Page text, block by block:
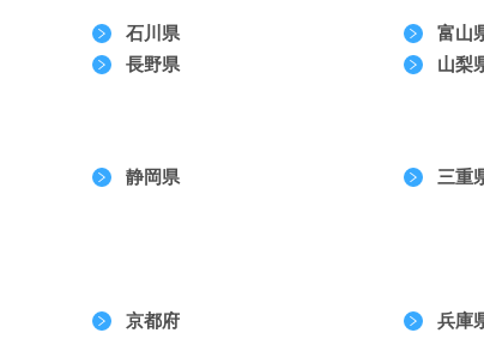
石川県
富山
長野県 山梨
静岡県
三重
京都府
兵庫